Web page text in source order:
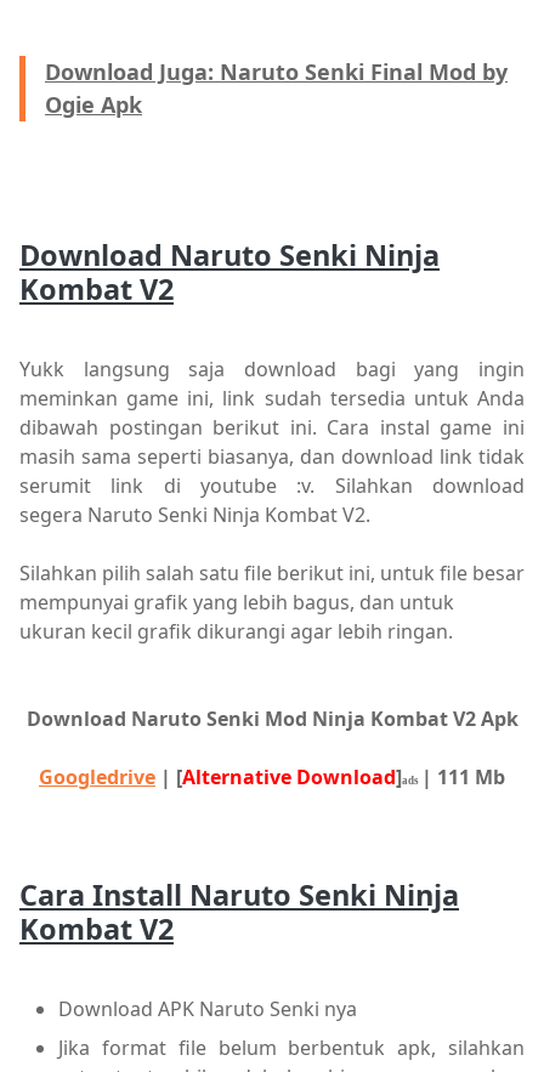
Download Juga: Naruto Senki Final Mod by
Ogie Apk
Download Naruto Senki Ninja
Kombat V2
Yukk langsung saja download bagi yang ingin
meminkan game ini, link sudah tersedia untuk Anda
dibawah postingan berikut ini. Cara instal game ini
masih sama seperti biasanya, dan download link tidak
serumit link di youtube :v. Silahkan download
segera Naruto Senki Ninja Kombat V2.
Silahkan pilih salah satu file berikut ini, untuk file besar
mempunyai grafik yang lebih bagus, dan untuk
ukuran kecil grafik dikurangi agar lebih ringan.
Download Naruto Senki Mod Ninja Kombat V2 Apk
Googledrive | [Alternative Download]ads | 111 Mb
Cara Install Naruto Senki Ninja
Kombat V2
Download APK Naruto Senki nya
Jika format file belum berbentuk apk, silahkan